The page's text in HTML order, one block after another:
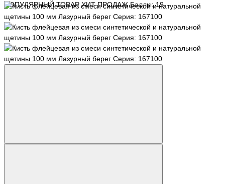
ПОПУЛЯРНЫЙ ТОВАР ХИТ ПРОДАЖ Баллы: 19